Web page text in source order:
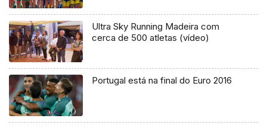
Ultra Sky Running Madeira com
cerca de 500 atletas (vídeo)
Portugal está na final do Euro 2016